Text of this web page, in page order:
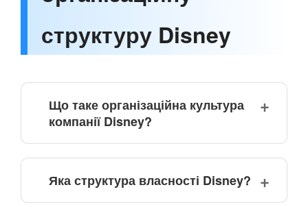
структуру Disney
Що таке організаційна культура
компанії Disney?
Яка структура власності Disney?